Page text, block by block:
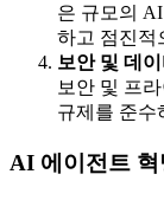
은 규모의
하고 점진적
보안 및 데
보안 및 프
규제를 준수
AI 에이전트 혁